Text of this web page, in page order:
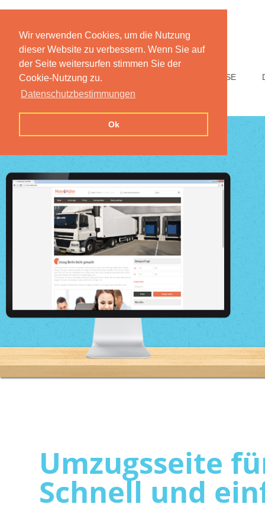
Wir verwenden Cookies, um die Nutzung
dieser Website zu verbessern. Wenn Sie auf
der Seite weitersurfen stimmen Sie der
Cookie-Nutzung zu.
Datenschutzbestimmungen
Ok
HOME PREISE
Umzugsseite
Schnell und